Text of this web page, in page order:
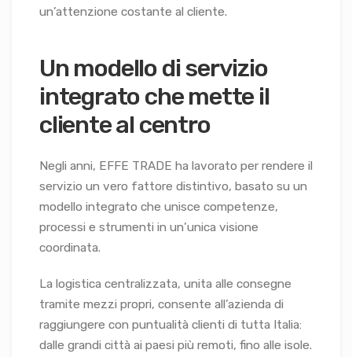
un’attenzione costante al cliente.
Un modello di servizio
integrato che mette il
cliente al centro
Negli anni, EFFE TRADE ha lavorato per rendere il
servizio un vero fattore distintivo, basato su un
modello integrato che unisce competenze,
processi e strumenti in un’unica visione
coordinata.
La logistica centralizzata, unita alle consegne
tramite mezzi propri, consente all’azienda di
raggiungere con puntualità clienti di tutta Italia:
dalle grandi città ai paesi più remoti, fino alle isole.